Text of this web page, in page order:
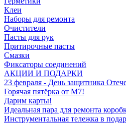
Клеи
Наборы для ремонта
Очистители
Пасты для рук
Притирочные пасты
Смазки
Фиксаторы соединений
АКЦИИ И ПОДАРКИ
23 февраля - День защитника
Горячая пятёрка от M7!
Дарим карты!
Идеальная пара для ремонта
Инструментальная тележка в